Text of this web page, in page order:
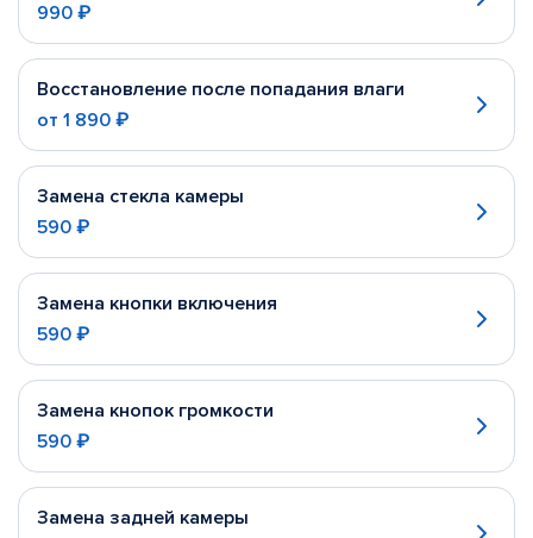
990 ₽
Восстановление после попадания влаги
от 1 890 ₽
Замена стекла камеры
590 ₽
Замена кнопки включения
590 ₽
Замена кнопок громкости
590 ₽
Замена задней камеры